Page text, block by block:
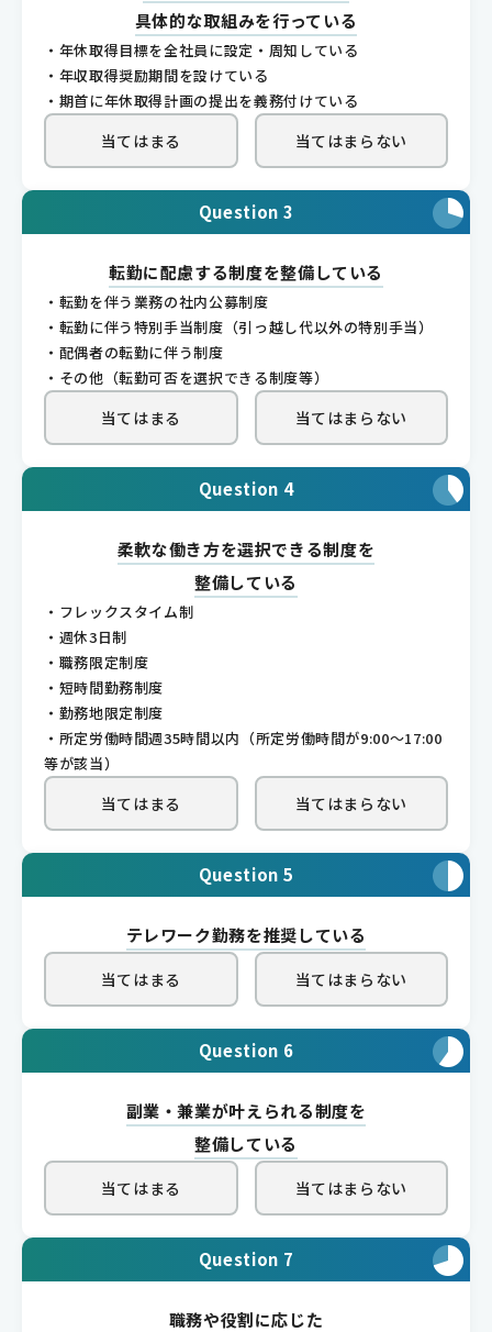
具体的な取組みを行っている
・年休取得目標を全社員に設定・周知している
・年収取得奨励期間を設けている
・期首に年休取得計画の提出を義務付けている
当てはまる 当てはまらない
Question 3
転勤に配慮する制度を整備している
・転勤を伴う業務の社内公募制度
・転勤に伴う特別手当制度（引っ越し代以外の特別手当）
・配偶者の転勤に伴う制度
・その他（転勤可否を選択できる制度等）
当てはまる 当てはまらない
Question 4
柔軟な働き方を選択できる制度を
整備している
・フレックスタイム制
・週休3日制
・職務限定制度
・短時間勤務制度
・勤務地限定制度
・所定労働時間週35時間以内（所定労働時間が9:00～17:00
等が該当）
当てはまる 当てはまらない
Question 5
テレワーク勤務を推奨している
当てはまる 当てはまらない
Question 6
副業・兼業が叶えられる制度を
整備している
当てはまる 当てはまらない
Question 7
職務や役割に応じた